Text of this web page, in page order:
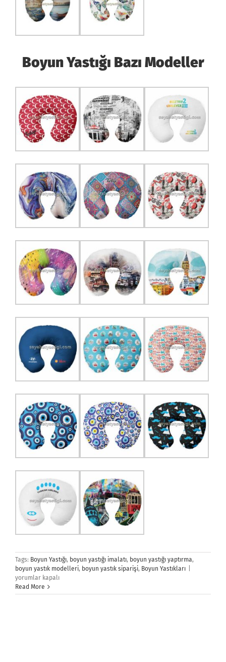
Boyun Yastığı Bazı Modeller
Tags: Boyun Yastığı, boyun yastığı imalatı, boyun yastığı yaptırma,
boyun yastık modelleri, boyun yastık siparişi, Boyun Yastıkları
yorumlar kapalı
Read More